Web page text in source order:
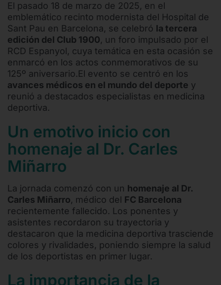
El pasado 18 de marzo de 2025, en el
emblemático recinto modernista del Hospital de
Sant Pau en Barcelona, se celebró la tercera
edición del Club 1900, un foro impulsado por el
RCD Espanyol, cuya temática en esta ocasión se
enmarcó en los actos conmemorativos de su
125º aniversario.El evento se centró en los
avances médicos en el mundo del deporte y
reunió a destacados especialistas en medicina
deportiva.
Un emotivo inicio con
homenaje al Dr. Carles
Miñarro
La jornada comenzó con un homenaje al Dr.
Carles Miñarro, médico del FC Barcelona
recientemente fallecido. Los ponentes y
asistentes recordaron su trayectoria y
destacaron que la medicina deportiva trasciende
colores y rivalidades, poniendo siempre la salud
de los deportistas en primer lugar.
La importancia de la